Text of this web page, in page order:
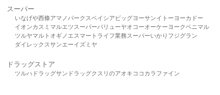
スーパー
いなげや西條アマノパークスベイシア ビッグヨーサンイトーヨーカドー
イオンカスミ マルエツスーパーバリューヤオコーオーケー ヨークベニマル
ツルヤマルト オギノ エスマート ライフ業務スーパーいかり フジグラン
ダイレックスサンエーイズミヤ
ドラッグストア
ツルハドラッグサンドラッグクスリのアオキ ココカラファイン